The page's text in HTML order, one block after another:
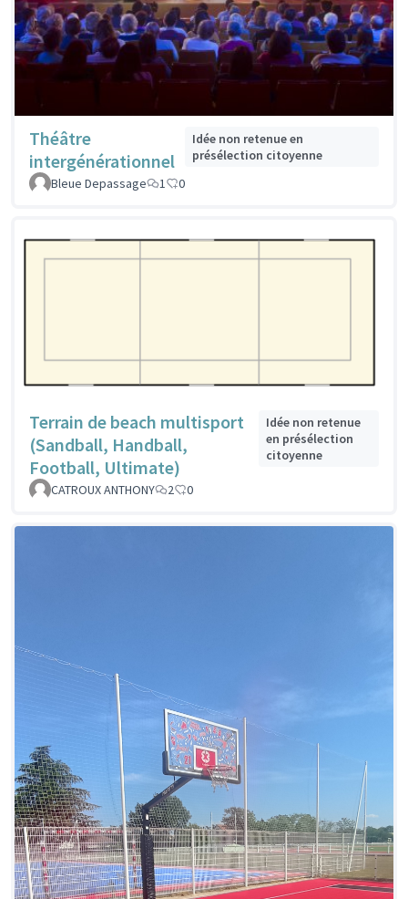
Théâtre
intergénérationnel
Idée non retenue en
présélection citoyenne
Bleue Depassage
1 0
Terrain de beach multisport
(Sandball, Handball,
Football, Ultimate)
Idée non retenue
en présélection
citoyenne
CATROUX ANTHONY 2 0